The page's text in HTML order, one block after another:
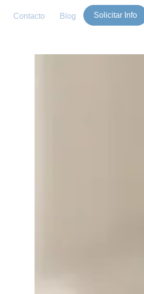
Contacto Blog Solicitar Info